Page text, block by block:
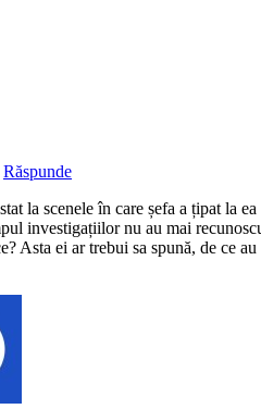
Răspunde
la scenele în care șefa a țipat la ea
investigațiilor nu au mai
Asta ei ar trebui sa spună, de ce au